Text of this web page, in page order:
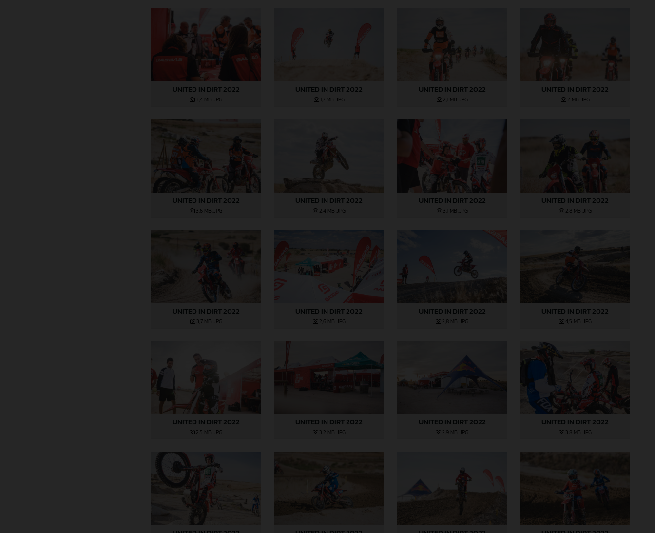
UNITED IN DIRT 2022
3,4 MB .JPG
UNITED IN DIRT 2022
1,7 MB .JPG
UNITED IN DIRT 2022
2,1 MB .JPG
UNITED IN DIRT 2022
2 MB .JPG
UNITED IN DIRT 2022
3,6 MB .JPG
UNITED IN DIRT 2022
2,4 MB .JPG
UNITED IN DIRT 2022
3,1 MB .JPG
UNITED IN DIRT 2022
2,8 MB .JPG
UNITED IN DIRT 2022
3,7 MB .JPG
UNITED IN DIRT 2022
2,6 MB .JPG
UNITED IN DIRT 2022
2,8 MB .JPG
UNITED IN DIRT 2022
4,5 MB .JPG
UNITED IN DIRT 2022
2,5 MB .JPG
UNITED IN DIRT 2022
3,2 MB .JPG
UNITED IN DIRT 2022
2,9 MB .JPG
UNITED IN DIRT 2022
3,8 MB .JPG